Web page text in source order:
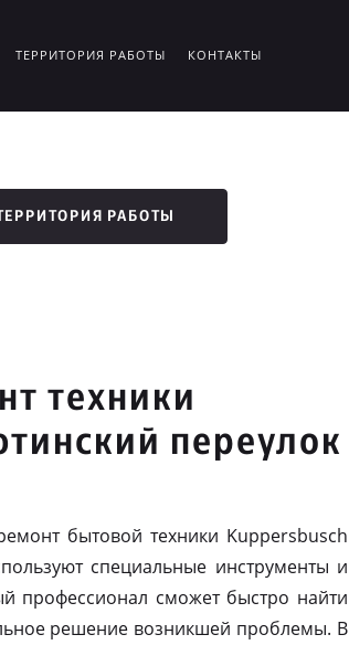
ТЕРРИТОРИЯ РАБОТЫ КОНТАКТЫ
РАБОТЫ
техники
переулок
бытовой техники Kuppersbusch
специальные инструменты и
профессионал сможет быстро найти
решение возникшей проблемы. В